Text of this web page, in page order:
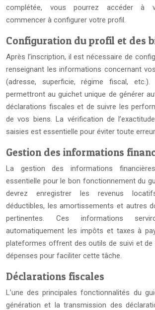
complétée, vous pourrez accéder à
commencer à configurer votre profil.
Configuration du profil et des
Après l’inscription, il est nécessaire de
renseignant les informations concernant
(adresse, superficie, régime fiscal, etc.).
permettront au guichet unique de générer
déclarations fiscales et de suivre les
de vos biens. La vérification de
saisies est essentielle pour éviter toute
Gestion des informations
La gestion des informations
essentielle pour le bon fonctionnement du
devrez enregistrer les revenus
déductibles, les amortissements et autres
pertinentes. Ces informations
automatiquement les impôts et taxes à
plateformes offrent des outils de suivi et de
dépenses pour faciliter cette tâche.
Déclarations fiscales
L’une des principales fonctionnalités du
génération et la transmission des